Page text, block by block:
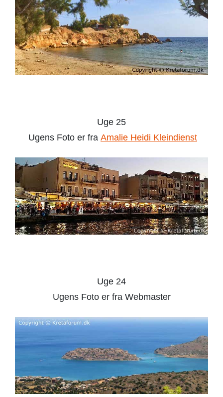
Uge 25
Ugens Foto er fra Amalie Heidi Kleindienst
Uge 24
Ugens Foto er fra Webmaster